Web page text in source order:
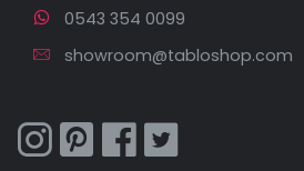
0543 354 0099
showroom@tabloshop.com